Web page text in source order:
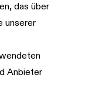
das über
unserer
Anbieter